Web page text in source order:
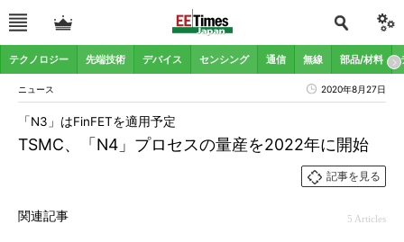
テクノロジー 先端技術 デバイス センシング 通信 無線 部品/材料
ニュース 2020年8月27日
TSMC、「N4」プロセスの量産を2022年に開始
「N3」はFinFETを適用予定
記事を見る
関連記事 5 Articles